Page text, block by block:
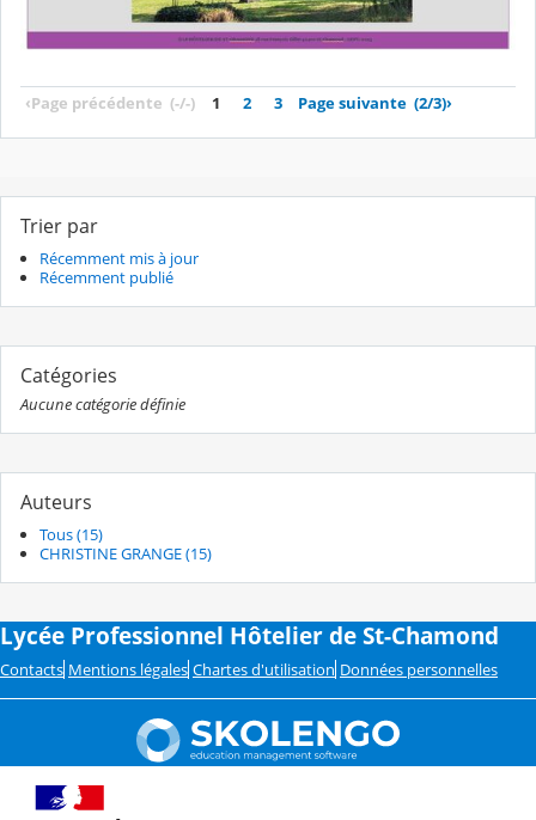
‹Page précédente (-/-) 1 2 3 Page suivante (2/3)›
Trier par
Récemment mis à jour
Récemment publié
Catégories
Aucune catégorie définie
Auteurs
Tous (15)
CHRISTINE GRANGE (15)
Lycée Professionnel Hôtelier de St-Chamond
Contacts Mentions légales Chartes d'utilisation Données personnelles